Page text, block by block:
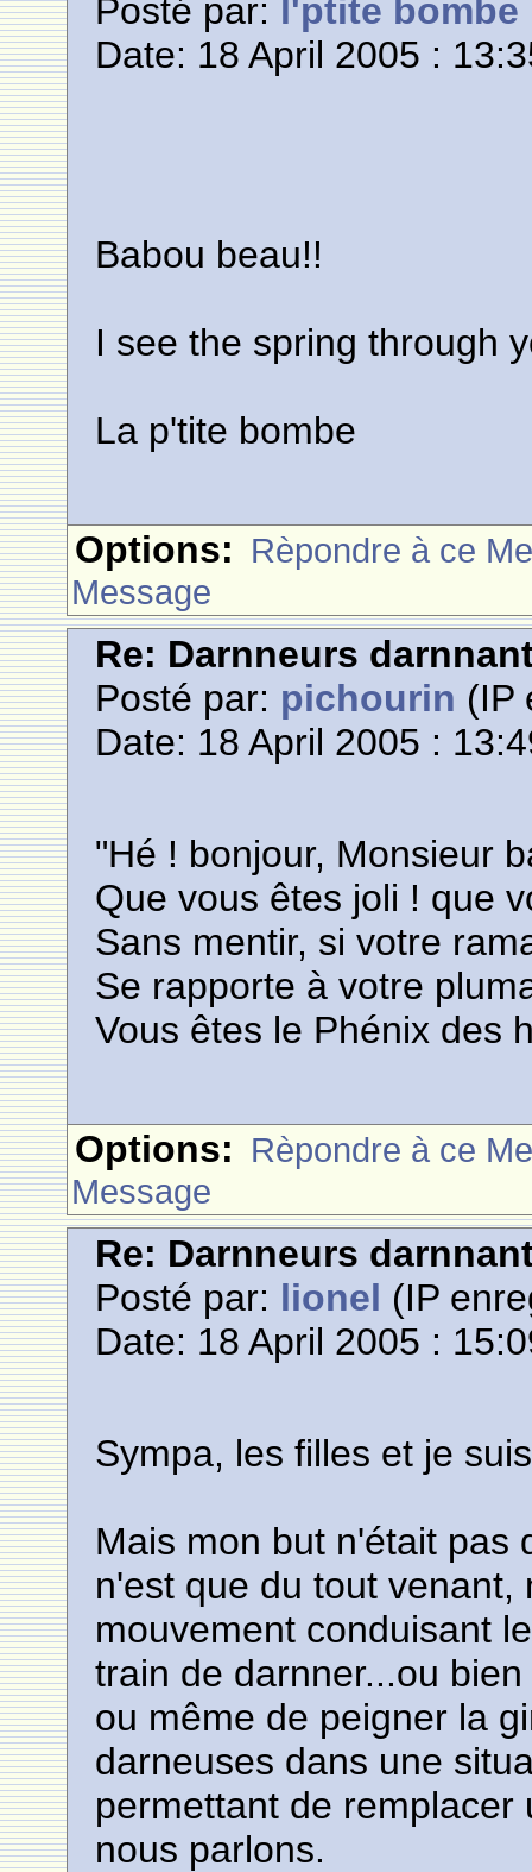
Posté par: l'ptite bombe
Date: 18 April 2005 :
Babou beau!!
I see the spring through
La p'tite bombe
Options: Rèpondre à ce
Message
Re: Darnneurs
Posté par: pichourin (IP
Date: 18 April 2005 :
"Hé ! bonjour, Monsieur
Que vous êtes joli ! que
Sans mentir, si votre
Se rapporte à votre
Vous êtes le Phénix des
Options: Rèpondre à ce
Message
Re: Darnneurs
Posté par: lionel (IP
Date: 18 April 2005 :
Sympa, les filles et je
Mais mon but n'était pas
n'est que du tout
mouvement conduisant
train de darnner...ou
ou même de peigner la
darneuses dans une
permettant de
nous parlons.